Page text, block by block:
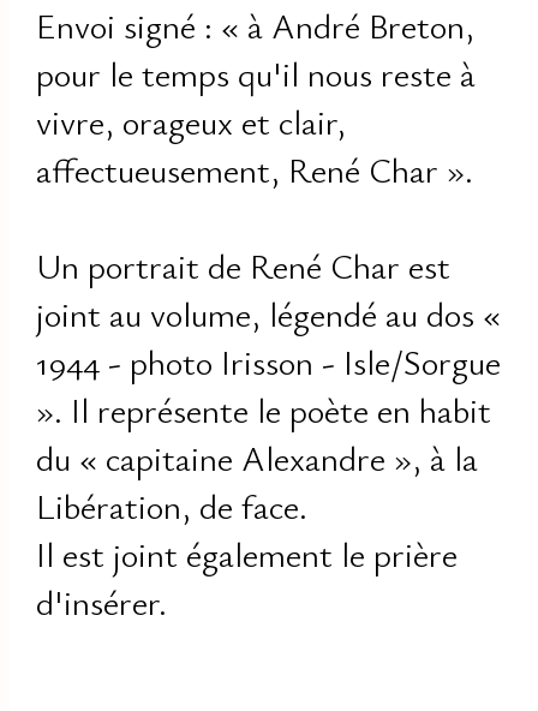
Envoi signé : « à André Breton,
pour le temps qu'il nous reste à
vivre, orageux et clair,
affectueusement, René Char ».
Un portrait de René Char est
joint au volume, légendé au dos «
1944 - photo Irisson - Isle/Sorgue
». Il représente le poète en habit
du « capitaine Alexandre », à la
Libération, de face.
Il est joint également le prière
d'insérer.